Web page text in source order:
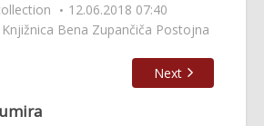
12.06.2018 07:40
Knjižnica Bena Zupančiča Postojna
Next